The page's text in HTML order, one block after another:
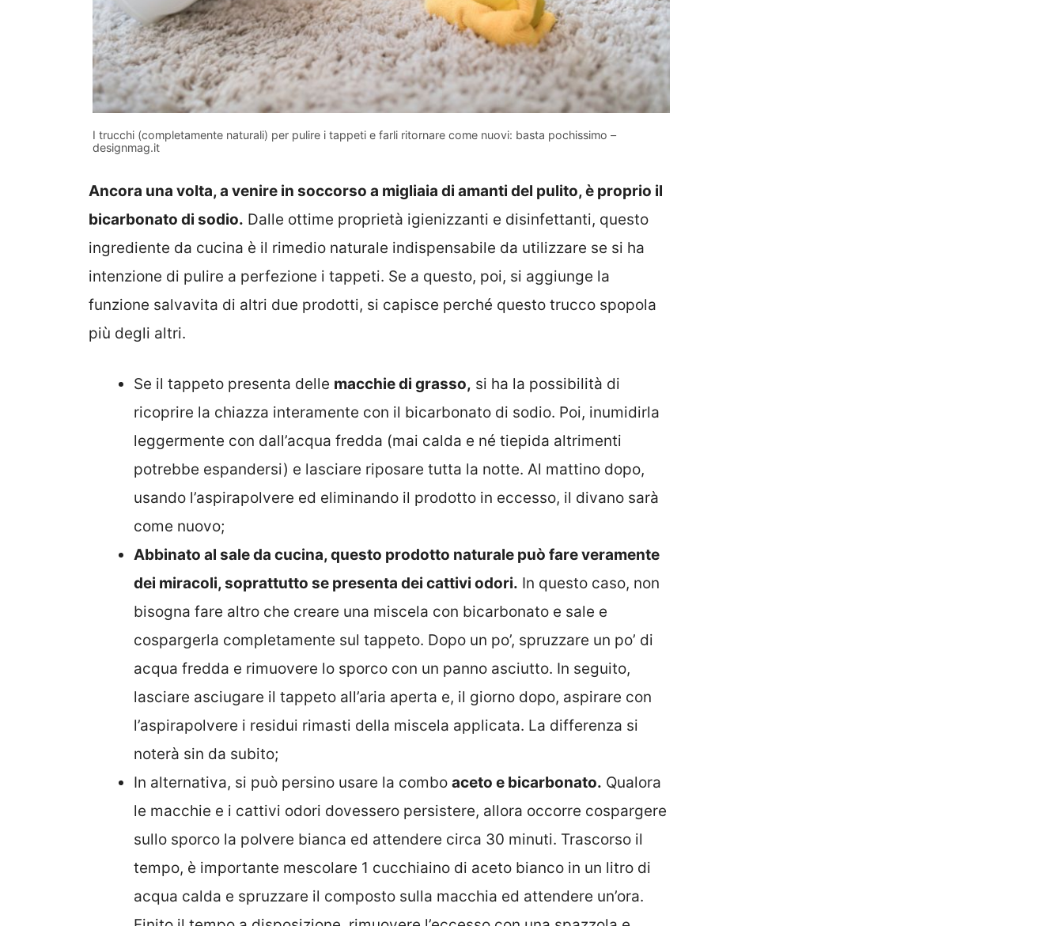
I trucchi (completamente naturali) per pulire i tappeti e farli ritornare come nuovi: basta pochissimo –
designmag.it
Ancora una volta, a venire in soccorso a migliaia di amanti del pulito, è proprio il
bicarbonato di sodio. Dalle ottime proprietà igienizzanti e disinfettanti, questo
ingrediente da cucina è il rimedio naturale indispensabile da utilizzare se si ha
intenzione di pulire a perfezione i tappeti. Se a questo, poi, si aggiunge la
funzione salvavita di altri due prodotti, si capisce perché questo trucco spopola
più degli altri.
Se il tappeto presenta delle macchie di grasso, si ha la possibilità di
ricoprire la chiazza interamente con il bicarbonato di sodio. Poi, inumidirla
leggermente con dall’acqua fredda (mai calda e né tiepida altrimenti
potrebbe espandersi) e lasciare riposare tutta la notte. Al mattino dopo,
usando l’aspirapolvere ed eliminando il prodotto in eccesso, il divano sarà
come nuovo;
Abbinato al sale da cucina, questo prodotto naturale può fare veramente
dei miracoli, soprattutto se presenta dei cattivi odori. In questo caso, non
bisogna fare altro che creare una miscela con bicarbonato e sale e
cospargerla completamente sul tappeto. Dopo un po’, spruzzare un po’ di
acqua fredda e rimuovere lo sporco con un panno asciutto. In seguito,
lasciare asciugare il tappeto all’aria aperta e, il giorno dopo, aspirare con
l’aspirapolvere i residui rimasti della miscela applicata. La differenza si
noterà sin da subito;
In alternativa, si può persino usare la combo aceto e bicarbonato. Qualora
le macchie e i cattivi odori dovessero persistere, allora occorre cospargere
sullo sporco la polvere bianca ed attendere circa 30 minuti. Trascorso il
tempo, è importante mescolare 1 cucchiaino di aceto bianco in un litro di
acqua calda e spruzzare il composto sulla macchia ed attendere un’ora.